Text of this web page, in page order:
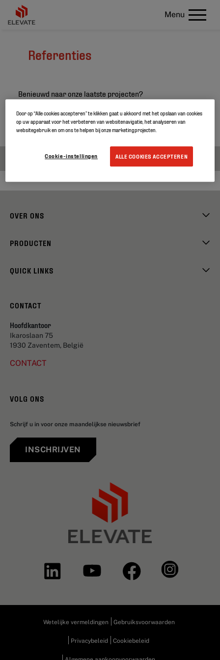
Menu
Referenties
Benieuwd naar onze laatste projecten?
Zoek in onze projectreferenties en ontdek meer over
onze producten.
OVER ONS
PRODUCTEN
QUICK LINKS
CONTACT
Hoofdkantoor
Ikaroslaan 75
1930 Zaventem, België
CONTACT
VOLG ONS
Schrijf u in voor onze maandelijkse nieuwsbrief
INSCHRIJVEN
Wetelijke vermeldingen Gebruiksvoorwaarden
Privacybeleid Cookiebeleid
Door op “Alle cookies accepteren” te klikken gaat u akkoord met het opslaan van cookies
op uw apparaat voor het verbeteren van websitenavigatie, het analyseren van
websitegebruik en om ons te helpen bij onze marketingprojecten.
ALLE COOKIES ACCEPTEREN
Cookie-instellingen